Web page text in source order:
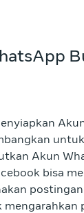
Akun
bisa
mengarahkan